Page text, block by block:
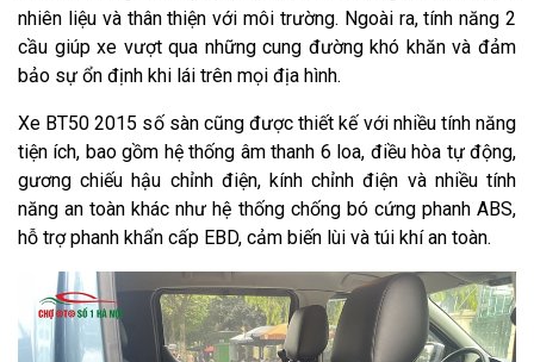
nhiên liệu và thân thiện với môi trường. Ngoài ra, tính năng 2
cầu giúp xe vượt qua những cung đường khó khăn và đảm
bảo sự ổn định khi lái trên mọi địa hình.
Xe BT50 2015 số sàn cũng được thiết kế với nhiều tính năng
tiện ích, bao gồm hệ thống âm thanh 6 loa, điều hòa tự động,
gương chiếu hậu chỉnh điện, kính chỉnh điện và nhiều tính
năng an toàn khác như hệ thống chống bó cứng phanh ABS,
hỗ trợ phanh khẩn cấp EBD, cảm biến lùi và túi khí an toàn.